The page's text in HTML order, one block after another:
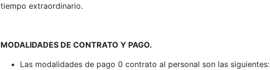
tiempo extraordinario.
MODALIDADES DE CONTRATO Y PAGO.
Las modalidades de pago 0 contrato al personal son las siguientes: